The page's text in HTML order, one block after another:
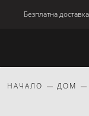
Безплатна
НАЧАЛО ДОМ